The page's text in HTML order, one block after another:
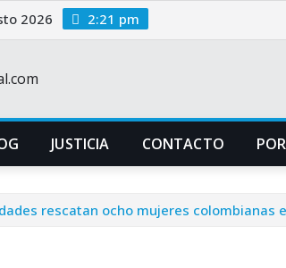
2026 2:21 pm
JUSTICIA CONTACTO
rescatan ocho mujeres colombianas